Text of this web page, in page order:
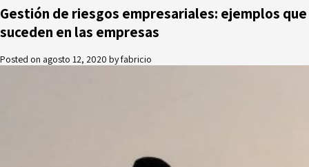
Gestión de riesgos empresariales: ejemplos que
suceden en las empresas
Posted on agosto 12, 2020 byfabricio